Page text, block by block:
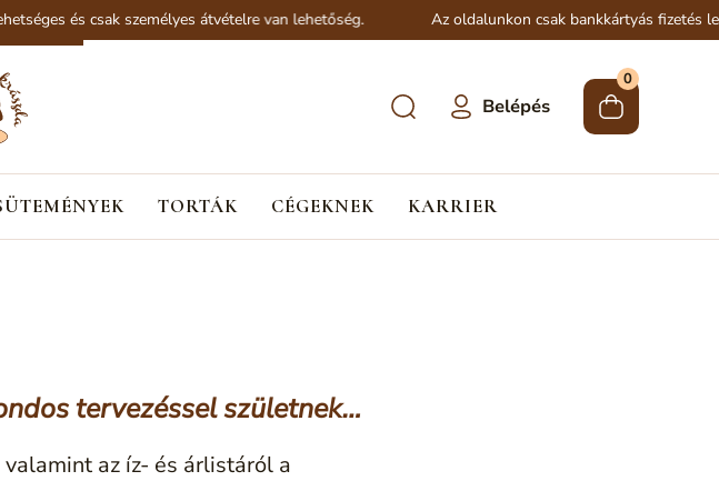
személyes átvételre van lehetőség. Az oldalunkon csak bankkártyás fizetés lehetséges
Belépés
0
TORTÁK CÉGEKNEK KARRIER
tervezéssel születnek…
az íz- és árlistáról a